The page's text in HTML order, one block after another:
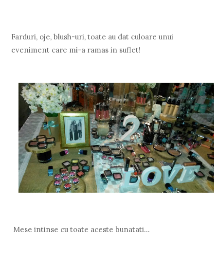
Farduri, oje, blush-uri, toate au dat culoare unui
eveniment care mi-a ramas in suflet!
Mese intinse cu toate aceste bunatati...